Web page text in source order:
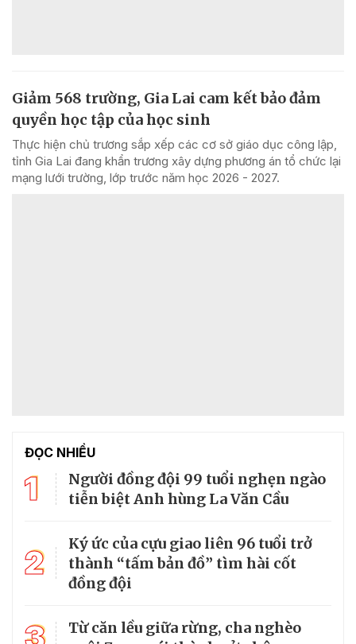
Giảm 568 trường, Gia Lai cam kết bảo đảm
quyền học tập của học sinh
Thực hiện chủ trương sắp xếp các cơ sở giáo dục công lập,
tỉnh Gia Lai đang khẩn trương xây dựng phương án tổ chức lại
mạng lưới trường, lớp trước năm học 2026 - 2027.
ĐỌC NHIỀU
1
Người đồng đội 99 tuổi nghẹn ngào
tiễn biệt Anh hùng La Văn Cầu
2
Ký ức của cựu giao liên 96 tuổi trở
thành “tấm bản đồ” tìm hài cốt
đồng đội
Từ căn lều giữa rừng, cha nghèo